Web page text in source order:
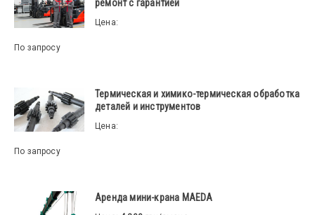
ремонт с гарантией
Цена:
По запросу
Термическая и химико-термическая обработка
деталей и инструментов
Цена:
По запросу
Аренда мини-крана MAEDA